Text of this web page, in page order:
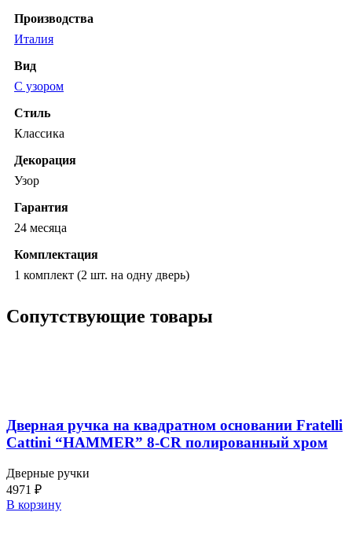
Производства
Италия
Вид
С узором
Стиль
Классика
Декорация
Узор
Гарантия
24 месяца
Комплектация
1 комплект (2 шт. на одну дверь)
Сопутствующие товары
Дверная ручка на квадратном основании Fratelli
Cattini “HAMMER” 8-CR полированный хром
Дверные ручки
4971 ₽
В корзину